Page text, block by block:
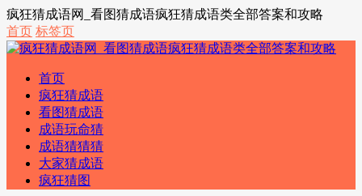
疯狂猜成语网_看图猜成语疯狂猜成语类全部答案和攻略
首页 标签页
首页
疯狂猜成语
看图猜成语
成语玩命猜
成语猜猜猜
大家猜成语
疯狂猜图